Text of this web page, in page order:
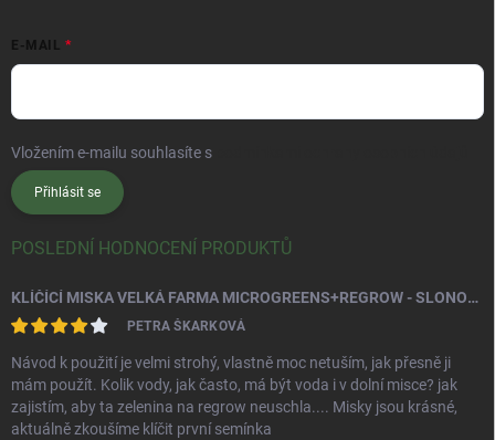
E-MAIL
Vložením e-mailu souhlasíte s
Přihlásit se
POSLEDNÍ HODNOCENÍ PRODUKTŮ
KLÍČÍCÍ MISKA VELKÁ FARMA MICROGREENS+REGROW - SLONOVÁ KOST
PETRA ŠKARKOVÁ
Návod k použití je velmi strohý, vlastně moc netuším, jak přesně ji
mám použít. Kolik vody, jak často, má být voda i v dolní misce? jak
zajistím, aby ta zelenina na regrow neuschla.... Misky jsou krásné,
aktuálně zkoušíme klíčit první semínka